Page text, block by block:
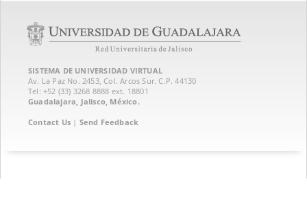
SISTEMA DE UNIVERSIDAD VIRTUAL
Av. La Paz No. 2453, Col. Arcos Sur. C.P. 44130
Tel: +52 (33) 3268 8888‏ ext. 18801
Guadalajara, Jalisco, México.
Contact Us | Send Feedback